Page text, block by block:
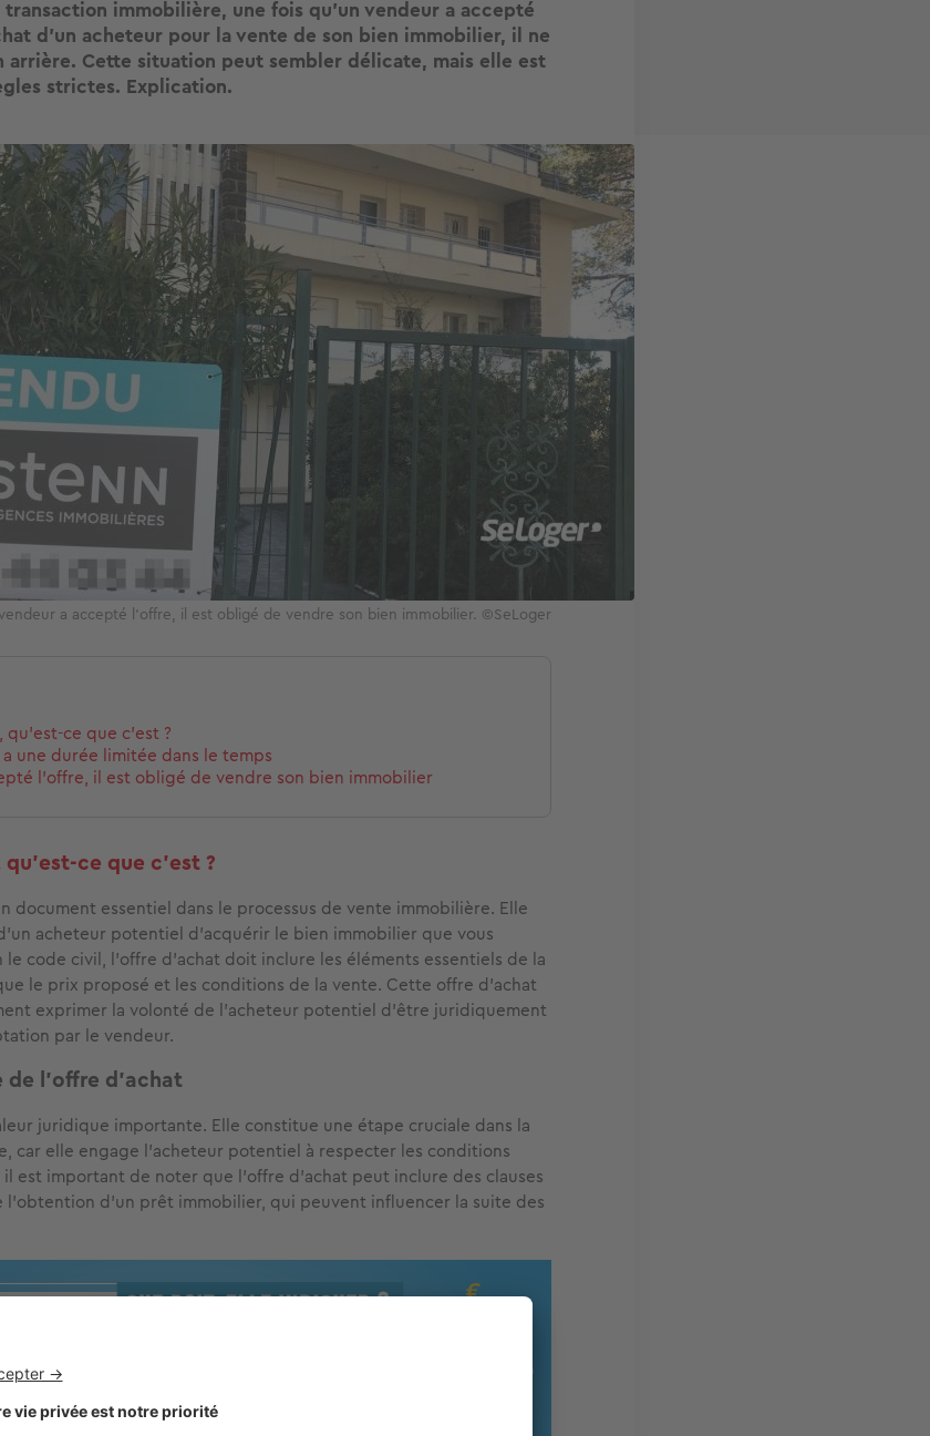
transaction immobilière, une fois qu'un vendeur a accepté
d'un acheteur pour la vente de son bien immobilier, il ne
arrière. Cette situation peut sembler délicate, mais elle est
strictes. Explication.
a accepté l'offre, il est obligé de vendre son bien immobilier. ©SeLoger
ce que c’est ?
une durée limitée dans le temps
l'offre, il est obligé de vendre son bien immobilier
ce que c’est ?
document essentiel dans le processus de vente immobilière. Elle
acheteur potentiel d'acquérir le bien immobilier que vous
le code civil, l'offre d'achat doit inclure les éléments essentiels de la
le prix proposé et les conditions de la vente. Cette offre d'achat
exprimer la volonté de l'acheteur potentiel d'être juridiquement
par le vendeur.
de l'offre d'achat
juridique importante. Elle constitue une étape cruciale dans la
car elle engage l'acheteur potentiel à respecter les conditions
est important de noter que l'offre d'achat peut inclure des clauses
l'obtention d'un prêt immobilier, qui peuvent influencer la suite des